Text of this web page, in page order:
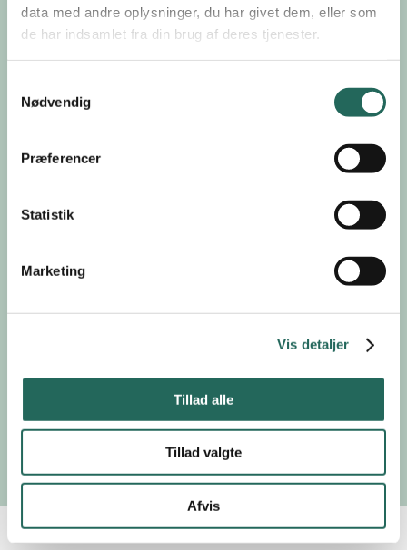
data med andre oplysninger, du har givet dem, eller som
de har indsamlet fra din brug af deres tjenester.
Nødvendig
Præferencer
Statistik
Marketing
Vis detaljer
Tillad alle
Tillad valgte
Afvis
Betinget
Bliv medlem
Udfyld oplysningerne herunder, så tager vi kontakt til dig for at oprette
For- og efternavn
Skole